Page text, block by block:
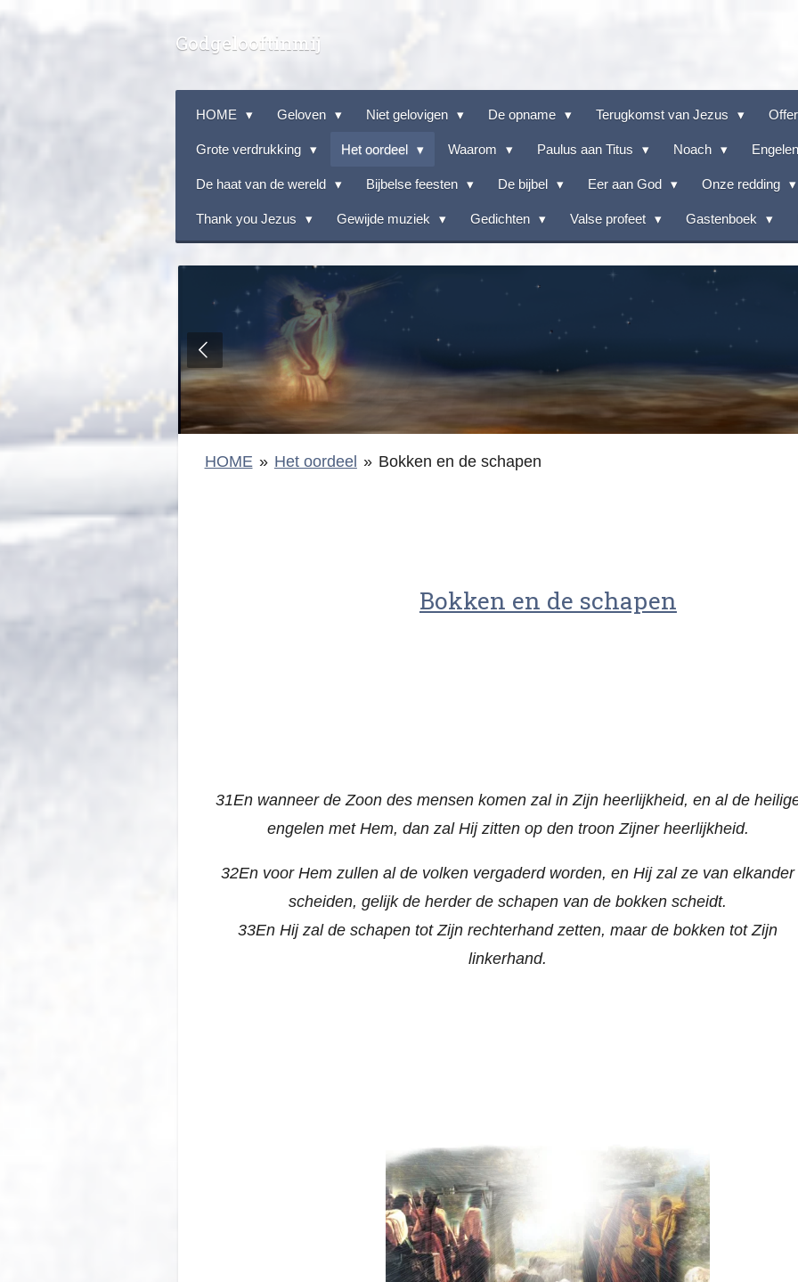
Godgelooftinmij
HOME Geloven Niet gelovigen De opname Terugkomst van Jezus
Grote verdrukking Het oordeel Waarom Paulus aan Titus Noach
De haat van de wereld Bijbelse feesten De bijbel Eer aan God Onze redding
Thank you Jezus Gewijde muziek Gedichten Valse profeet Gastenboek
HOME » Het oordeel » Bokken en de schapen
Bokken en de schapen
31En wanneer de Zoon des mensen komen zal in Zijn heerlijkheid, en al de
engelen met Hem, dan zal Hij zitten op den troon Zijner heerlijkheid.
32En voor Hem zullen al de volken vergaderd worden, en Hij zal ze van elkander
scheiden, gelijk de herder de schapen van de bokken scheidt.
33En Hij zal de schapen tot Zijn rechterhand zetten, maar de bokken tot Zijn
linkerhand.